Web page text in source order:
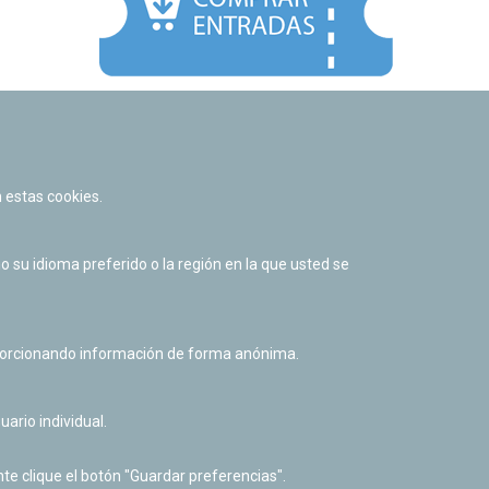
Política de cookies
Derecho de acceso a información pública
cookies.
su idioma preferido o la región en la que usted se
información de forma anónima.
individual.
clique el botón "Guardar preferencias".